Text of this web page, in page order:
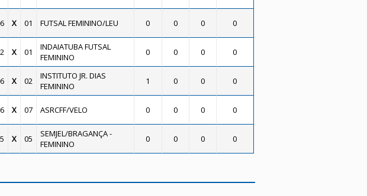
X 01 FUTSAL FEMININO/LEU 0 0 0 0
X 01
INDAIATUBA FUTSAL
FEMININO
0 0 0 0
X 02
INSTITUTO JR. DIAS
FEMININO
1 0 0 0
X 07 ASRCFF/VELO 0 0 0 0
X 05
SEMJEL/BRAGANÇA -
FEMININO
0 0 0 0